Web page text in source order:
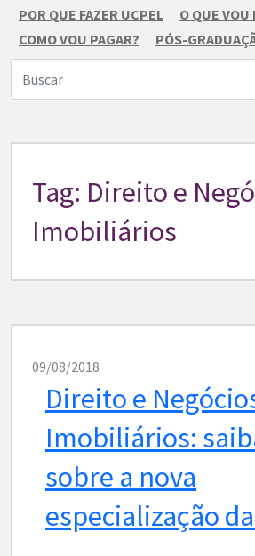
POR QUE FAZER UCPEL
O QUE VOU
COMO VOU PAGAR?
PÓS-
Tag: Direito e
Imobiliários
09/08/2018
Direito e
Imobiliários:
sobre a nova
especialização